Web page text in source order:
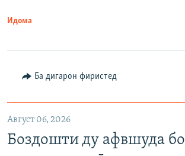
Идома
Ба дигарон фиристед
Август 06, 2026
Боздошти ду афвшуда бо